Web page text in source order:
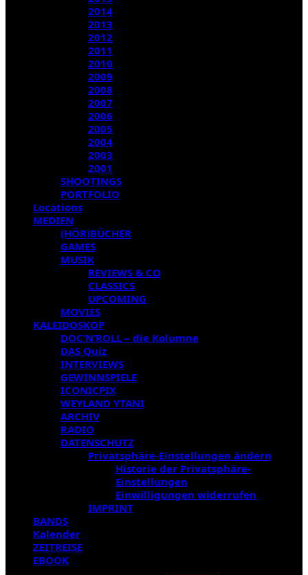
2014
2013
2012
2011
2010
2009
2008
2007
2006
2005
2004
2003
2001
SHOOTINGS
PORTFOLIO
Locations
MEDIEN
(HÖR)BÜCHER
GAMES
MUSIK
REVIEWS & CO
CLASSICS
UPCOMING
MOVIES
KALEIDOSKOP
DOC’N’ROLL – die Kolumne
DAS Quiz
INTERVIEWS
GEWINNSPIELE
ICONICPIX
WEYLAND YTANI
ARCHIV
RADIO
DATENSCHUTZ
Privatsphäre-Einstellungen ändern
Historie der Privatsphäre-
Einstellungen
Einwilligungen widerrufen
IMPRINT
BANDS
Kalender
ZEITREISE
EBOOK